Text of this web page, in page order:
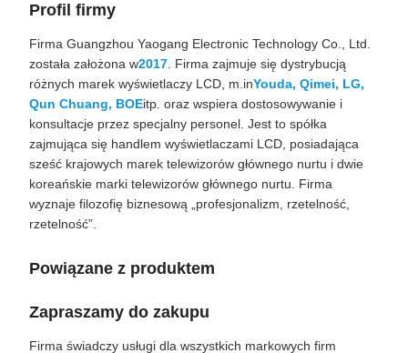
Profil firmy
Firma Guangzhou Yaogang Electronic Technology Co., Ltd.
została założona w2017 . Firma zajmuje się dystrybucją
różnych marek wyświetlaczy LCD, m.inYouda, Qimei, LG,
Qun Chuang, BOEitp. oraz wspiera dostosowywanie i
konsultacje przez specjalny personel. Jest to spółka
zajmująca się handlem wyświetlaczami LCD, posiadająca
sześć krajowych marek telewizorów głównego nurtu i dwie
koreańskie marki telewizorów głównego nurtu. Firma
wyznaje filozofię biznesową „profesjonalizm, rzetelność,
rzetelność”.
Powiązane z produktem
Zapraszamy do zakupu
Firma świadczy usługi dla wszystkich markowych firm